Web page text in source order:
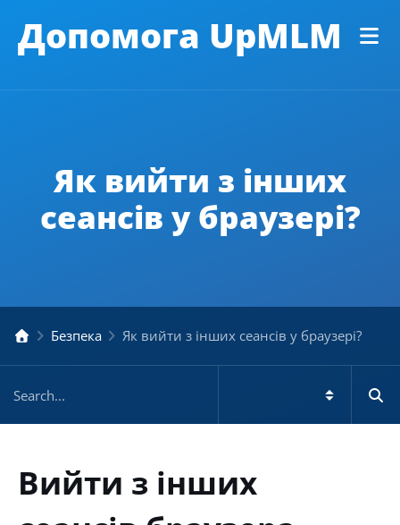
Допомога UpMLM
Як вийти з інших
сеансів у браузері?
Безпека Як вийти з інших сеансів у браузері?
Вийти з інших